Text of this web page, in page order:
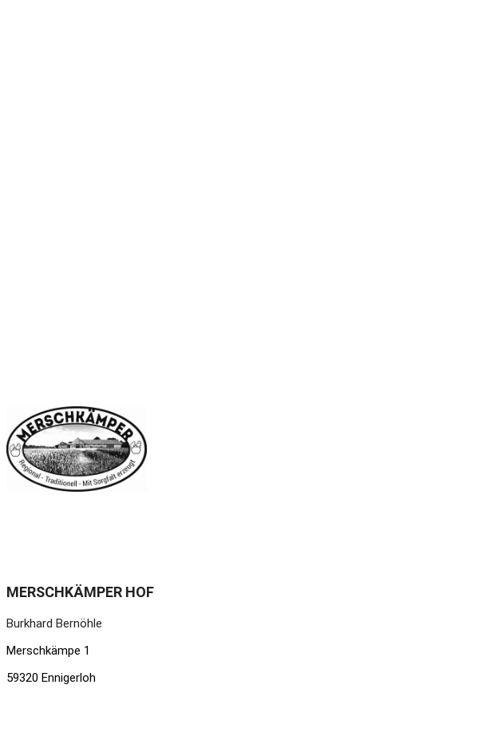
MERSCHKÄMPER HOF
Burkhard Bernöhle
Merschkämpe 1
59320 Ennigerloh